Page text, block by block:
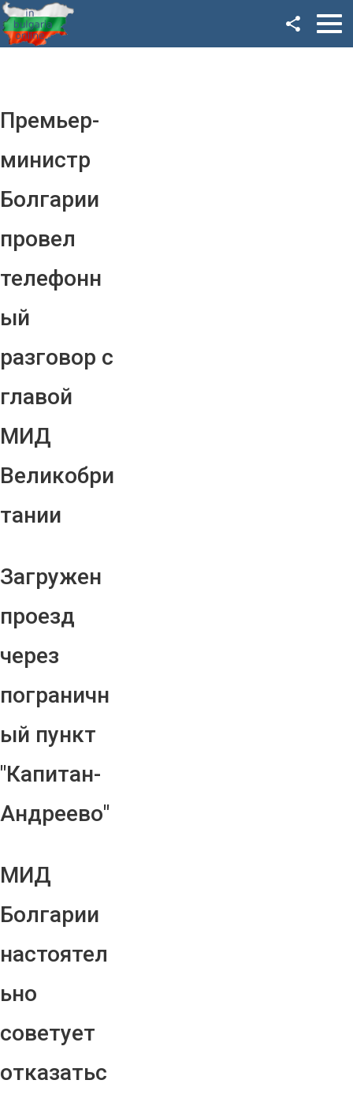
Премьер-
министр
Болгарии
провел
телефонн
ый
разговор с
главой
МИД
Великобри
тании
Загружен
проезд
через
пограничн
ый пункт
"Капитан-
Андреево"
МИД
Болгарии
настоятел
ьно
советует
отказатьс